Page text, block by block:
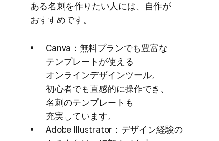
ある​名刺を​作りたい​人には、​自作が​
おすすめです。
Canva：無料プランでも​豊富な​
テンプレートが​使える​
オンラインデザインツール。​
初心者でも​直感的に​操作でき、​
名刺の​テンプレートも​
充実しています。
Adobe Illustrator：デザイン経験の​